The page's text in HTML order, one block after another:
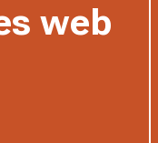
web